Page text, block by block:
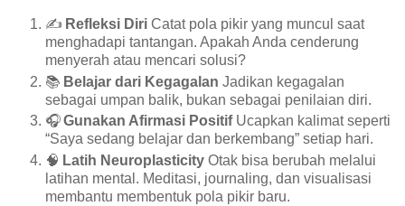
✍️ Refleksi Diri Catat pola pikir yang muncul saat
menghadapi tantangan. Apakah Anda cenderung
menyerah atau mencari solusi?
📚 Belajar dari Kegagalan Jadikan kegagalan
sebagai umpan balik, bukan sebagai penilaian diri.
🎧Gunakan Afirmasi PositifUcapkan kalimat seperti
“Saya sedang belajar dan berkembang” setiap hari.
🧠 Latih Neuroplasticity Otak bisa berubah melalui
latihan mental. Meditasi, journaling, dan visualisasi
membantu membentuk pola pikir baru.